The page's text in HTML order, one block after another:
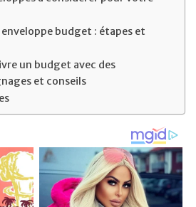
budget : étapes et
un budget avec des
et conseils